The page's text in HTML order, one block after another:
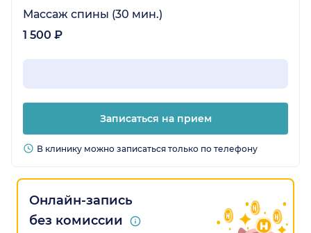
Массаж спины (30 мин.)
1 500 ₽
Записаться на прием
В клинику можно записаться только по телефону
Онлайн-запись
без комиссии